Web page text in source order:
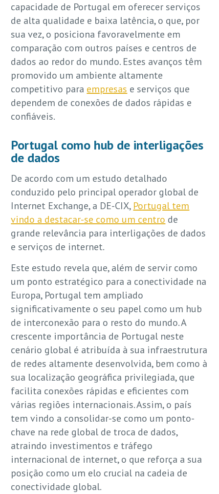
capacidade de Portugal em oferecer serviços
de alta qualidade e baixa latência, o que, por
sua vez, o posiciona favoravelmente em
comparação com outros países e centros de
dados ao redor do mundo. Estes avanços têm
promovido um ambiente altamente
competitivo para empresas e serviços que
dependem de conexões de dados rápidas e
confiáveis.
Portugal como hub de interligações
de dados
De acordo com um estudo detalhado
conduzido pelo principal operador global de
Internet Exchange, a DE-CIX, Portugal tem
vindo a destacar-se como um centro de
grande relevância para interligações de dados
e serviços de internet.
Este estudo revela que, além de servir como
um ponto estratégico para a conectividade na
Europa, Portugal tem ampliado
significativamente o seu papel como um hub
de interconexão para o resto do mundo. A
crescente importância de Portugal neste
cenário global é atribuída à sua infraestrutura
de redes altamente desenvolvida, bem como à
sua localização geográfica privilegiada, que
facilita conexões rápidas e eficientes com
várias regiões internacionais. Assim, o país
tem vindo a consolidar-se como um ponto-
chave na rede global de troca de dados,
atraindo investimentos e tráfego
internacional de internet, o que reforça a sua
posição como um elo crucial na cadeia de
conectividade global.